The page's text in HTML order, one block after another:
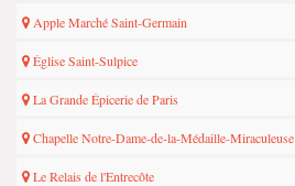
Apple Marché Saint-Germain
Église Saint-Sulpice
La Grande Épicerie de Paris
Chapelle Notre-Dame-de-la-Médaille-Miraculeuse
Le Relais de l'Entrecôte